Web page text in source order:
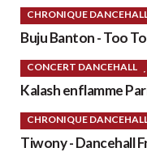
CHRONIQUE
Buju Banton - Too
CONCERT DANCEHALL
Kalash enflamme
CHRONIQUE
Tiwony - Dancehall